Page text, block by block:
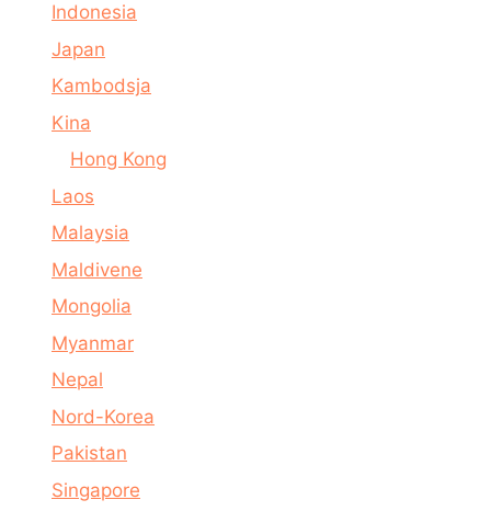
Indonesia
Japan
Kambodsja
Kina
Hong Kong
Laos
Malaysia
Maldivene
Mongolia
Myanmar
Nepal
Nord-Korea
Pakistan
Singapore